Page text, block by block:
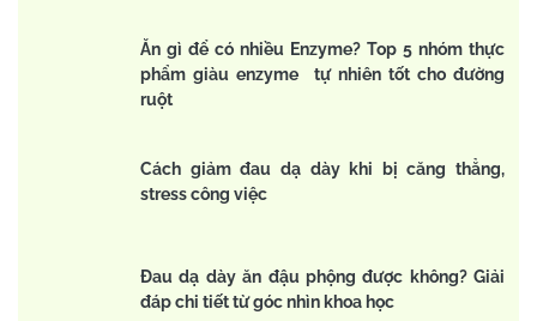
Ăn gì để có nhiều Enzyme? Top 5 nhóm thực
phẩm giàu enzyme tự nhiên tốt cho đường
ruột
Cách giảm đau dạ dày khi bị căng thẳng,
stress công việc
Đau dạ dày ăn đậu phộng được không? Giải
đáp chi tiết từ góc nhìn khoa học